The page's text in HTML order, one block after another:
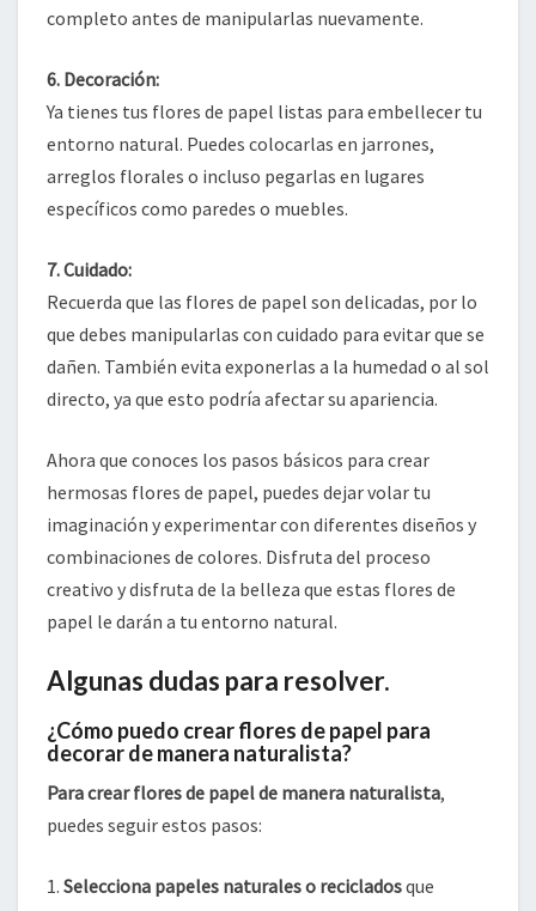
completo antes de manipularlas nuevamente.
6. Decoración:
Ya tienes tus flores de papel listas para embellecer tu
entorno natural. Puedes colocarlas en jarrones,
arreglos florales o incluso pegarlas en lugares
específicos como paredes o muebles.
7. Cuidado:
Recuerda que las flores de papel son delicadas, por lo
que debes manipularlas con cuidado para evitar que se
dañen. También evita exponerlas a la humedad o al sol
directo, ya que esto podría afectar su apariencia.
Ahora que conoces los pasos básicos para crear
hermosas flores de papel, puedes dejar volar tu
imaginación y experimentar con diferentes diseños y
combinaciones de colores. Disfruta del proceso
creativo y disfruta de la belleza que estas flores de
papel le darán a tu entorno natural.
Algunas dudas para resolver.
¿Cómo puedo crear flores de papel para
decorar de manera naturalista?
Para crear flores de papel de manera naturalista,
puedes seguir estos pasos:
1. Selecciona papeles naturales o recicladosque